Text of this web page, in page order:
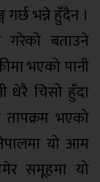
गर्छ भन्ने हुँदैन ।
गरेको बताउने
भएको पानी
धेरै चिसो हुँदा
तापक्रम भएको
यो आम
समूहमा यो